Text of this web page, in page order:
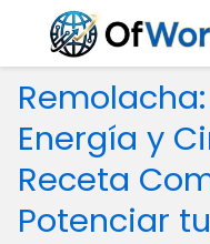
Energía y
Receta
Potenciar